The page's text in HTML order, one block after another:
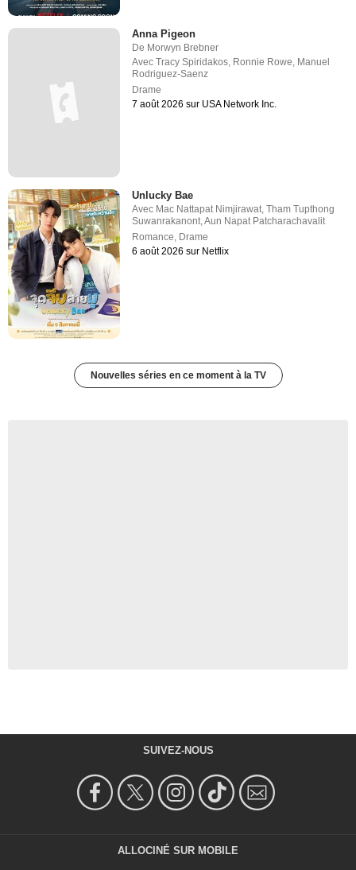
Anna Pigeon
De Morwyn Brebner
AvecTracy Spiridakos Ronnie Rowe Manuel
Rodriguez-Saenz
Drame
7 août 2026 sur USA Network Inc.
Unlucky Bae
Avec Mac Nattapat Nimjirawat,Tham Tupthong
Suwanrakanont,Aun Napat Patcharachavalit
Romance, Drame
6 août 2026 sur Netflix
Nouvelles séries en ce moment à la TV
SUIVEZ-NOUS
ALLOCINÉ SUR MOBILE